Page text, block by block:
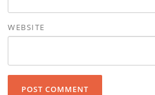
WEBSITE